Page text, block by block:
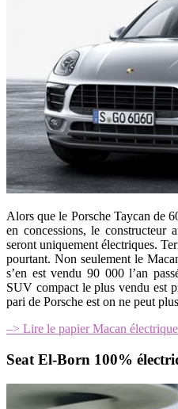
Alors que le Porsche Taycan de
en concessions, le constructeur
seront uniquement électriques.
pourtant. Non seulement le
s’en est vendu 90 000 l’an
SUV compact le plus vendu est
pari de Porsche est on ne peut
–> Lire le papier Macan
Seat El-Born 100%